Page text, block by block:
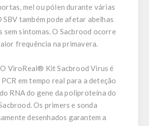
mel ou pólen durante várias
SBV também pode afetar abelhas
sem sintomas. O Sacbrood ocorre
frequência na primavera.
O ViroReal® Kit Sacbrood Virus é
em tempo real para a deteção
RNA do gene da poliproteína do
Os primers e sonda
desenhados garantem a